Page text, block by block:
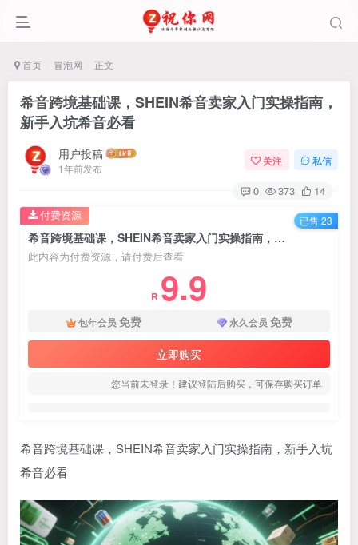
首页 冒泡网 正文
希音跨境基础课，SHEIN希音卖家入门实操指南，
新手入坑希音必看
用户投稿
1年前发布
关注 私信
0 373 14
希音跨境基础课，SHEIN希音卖家入门实操指南，新手入坑希音必看
此内容为付费资源，请付费后查看
R 9.9
包年会员 免费 永久会员 免费
立即购买
您当前未登录！建议登陆后购买，可保存购买订单
付费资源 已售 23
希音跨境基础课，SHEIN希音卖家入门实操指南，新手入坑
希音必看